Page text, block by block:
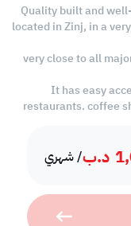
د.ب/ شهري
Quality built and
located in Zinj, in a
very close to all
It has easy
restaurants, coffee